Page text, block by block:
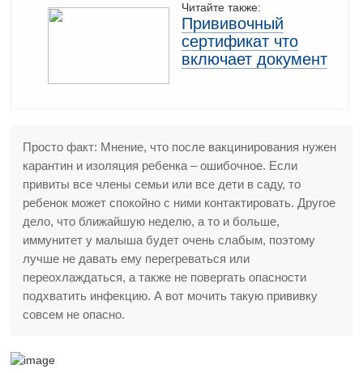
Читайте также:
Прививочный
сертификат что
включает документ
Просто факт: Мнение, что после вакцинирования нужен
карантин и изоляция ребенка – ошибочное. Если
привиты все члены семьи или все дети в саду, то
ребенок может спокойно с ними контактировать. Другое
дело, что ближайшую неделю, а то и больше,
иммунитет у малыша будет очень слабым, поэтому
лучше не давать ему перегреваться или
переохлаждаться, а также не повергать опасности
подхватить инфекцию. А вот мочить такую прививку
совсем не опасно.